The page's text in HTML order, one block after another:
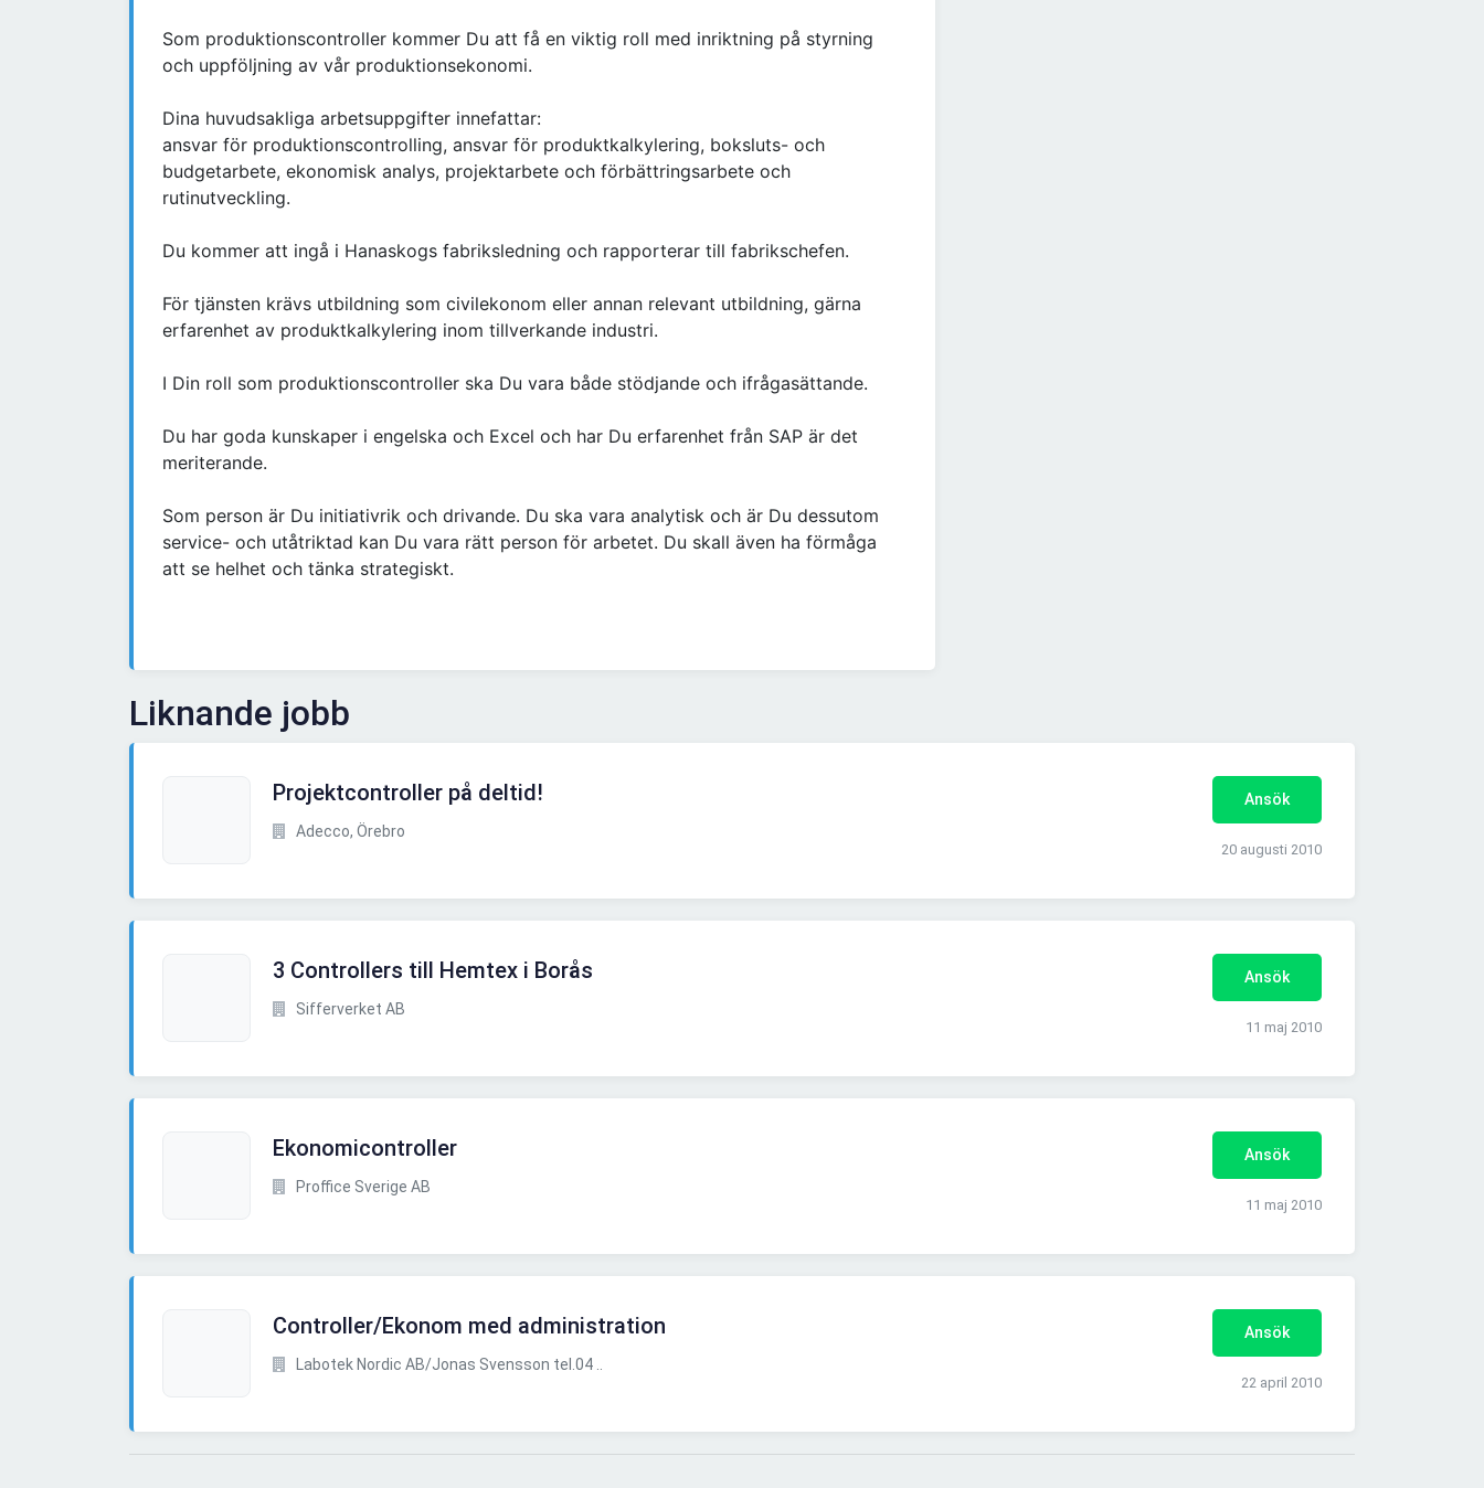
Som produktionscontroller kommer Du att få en viktig roll med inriktning på styrning
och uppföljning av vår produktionsekonomi.
Dina huvudsakliga arbetsuppgifter innefattar:
ansvar för produktionscontrolling, ansvar för produktkalkylering, boksluts- och
budgetarbete, ekonomisk analys, projektarbete och förbättringsarbete och
rutinutveckling.
Du kommer att ingå i Hanaskogs fabriksledning och rapporterar till fabrikschefen.
För tjänsten krävs utbildning som civilekonom eller annan relevant utbildning, gärna
erfarenhet av produktkalkylering inom tillverkande industri.
I Din roll som produktionscontroller ska Du vara både stödjande och ifrågasättande.
Du har goda kunskaper i engelska och Excel och har Du erfarenhet från SAP är det
meriterande.
Som person är Du initiativrik och drivande. Du ska vara analytisk och är Du dessutom
service- och utåtriktad kan Du vara rätt person för arbetet. Du skall även ha förmåga
att se helhet och tänka strategiskt.
Liknande jobb
Projektcontroller på deltid!
Adecco, Örebro
Ansök
20 augusti 2010
3 Controllers till Hemtex i Borås
Sifferverket AB
Ansök
11 maj 2010
Ekonomicontroller
Proffice Sverige AB
Ansök
11 maj 2010
Controller/Ekonom med administration
Labotek Nordic AB/Jonas Svensson tel.04 ..
Ansök
22 april 2010